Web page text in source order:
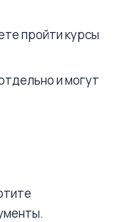
пройти курсы
и могут